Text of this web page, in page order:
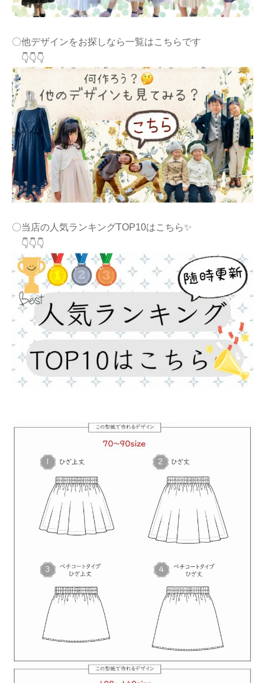
〇他デザインをお探しなら一覧はこちらです
👇👇👇
〇当店の人気ランキングTOP10はこちら✨
👇👇👇